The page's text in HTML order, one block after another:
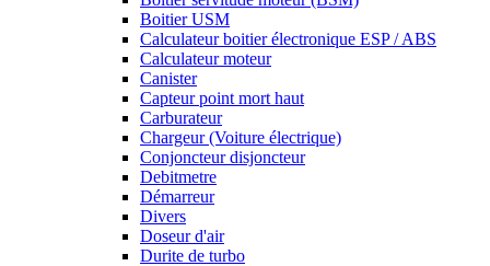
Boitier USM
Calculateur boitier électronique ESP / ABS
Calculateur moteur
Canister
Capteur point mort haut
Carburateur
Chargeur (Voiture électrique)
Conjoncteur disjoncteur
Debitmetre
Démarreur
Divers
Doseur d'air
Durite de turbo